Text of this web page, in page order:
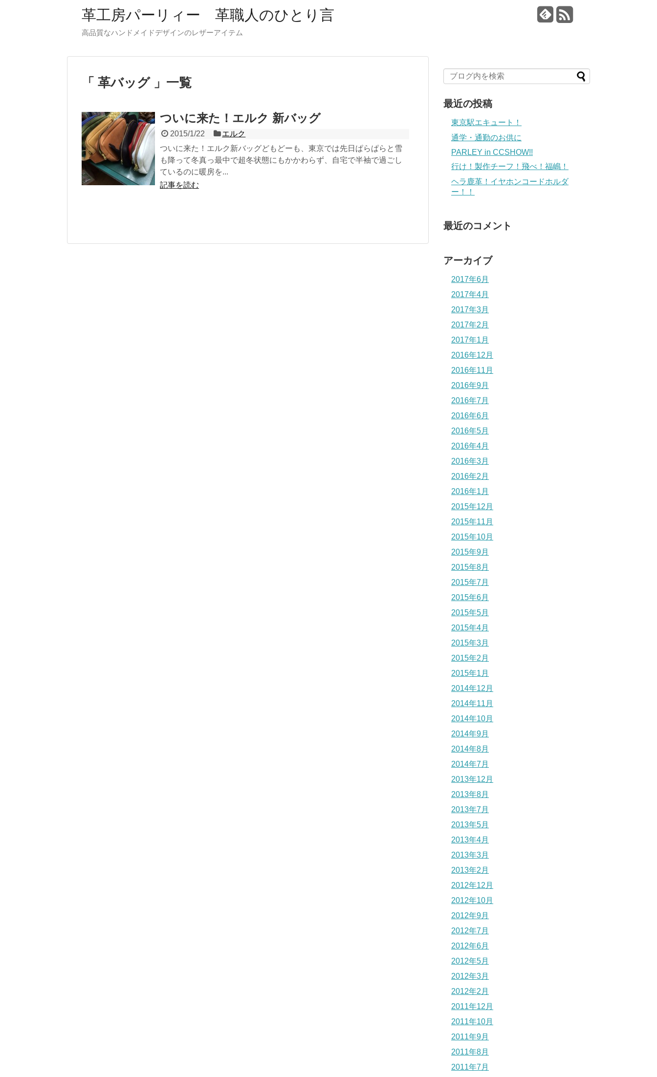
革工房パーリィー 革職人のひとり言
高品質なハンドメイドデザインのレザーアイテム
革バッグ 一覧
ついに来た！エルク 新バッグ
2015/1/22
エルク
ついに来た！エルク新バッグどもどーも、東京では先日ぱらぱらと雪
も降って冬真っ最中で超冬状態にもかかわらず、自宅で半袖で過ごし
ているのに暖房を...
記事を読む
最近の投稿
東京駅エキュート！
通学・通勤のお供に
PARLEY in CCSHOW!!
行け！製作チーフ！飛べ！福嶋！
ヘラ鹿革！イヤホンコードホルダ
ー！！
最近のコメント
アーカイブ
2017年6月
2017年4月
2017年3月
2017年2月
2017年1月
2016年12月
2016年11月
2016年9月
2016年7月
2016年6月
2016年5月
2016年4月
2016年3月
2016年2月
2016年1月
2015年12月
2015年11月
2015年10月
2015年9月
2015年8月
2015年7月
2015年6月
2015年5月
2015年4月
2015年3月
2015年2月
2015年1月
2014年12月
2014年11月
2014年10月
2014年9月
2014年8月
2014年7月
2013年12月
2013年8月
2013年7月
2013年5月
2013年4月
2013年3月
2013年2月
2012年12月
2012年10月
2012年9月
2012年7月
2012年6月
2012年5月
2012年3月
2012年2月
2011年12月
2011年10月
2011年9月
2011年8月
2011年7月